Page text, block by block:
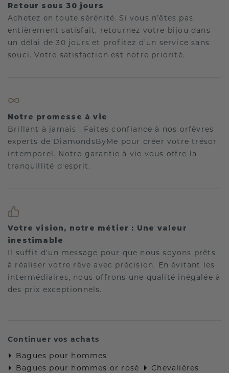
Retour sous 30 jours
Achetez en toute sérénité. Si vous n’êtes pas
entièrement satisfait, retournez votre bijou dans
un délai de 30 jours et profitez d’un service sans
souci. Votre satisfaction est notre priorité.
Notre promesse à vie
Brillant à jamais : Faites confiance à nos orfèvres
experts de DiamondsByMe pour créer votre trésor
intemporel. Notre garantie à vie vous offre la
tranquillité d'esprit.
Votre vision, notre métier : Une valeur
inestimable
Il suffit d'un message pour que nous soyons prêts
à réaliser votre rêve avec précision. En évitant les
intermédiaires, nous offrons une qualité inégalée à
des prix exceptionnels.
Continuer vos achats
Bagues pour hommes
Bagues pour hommes or rosé
Chevalières